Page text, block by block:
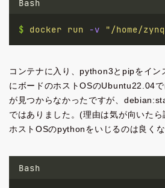
Bash
$ docker run -v "/home/
コンテナに入り、python3とpipをイン
にボードのホストOSのUbuntu22.04
が見つからなかったですが、
ではありました。(理由は気が向いた
ホストOSのpythonをいじるのは良く
Bash